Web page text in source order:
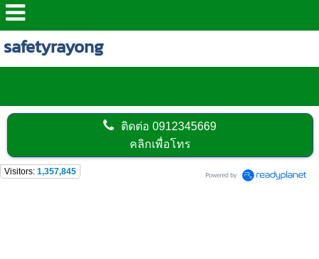
safetyrayong
ติดต่อ0912345669
คลิกเพื่อโทร
Visitors: 1,357,845